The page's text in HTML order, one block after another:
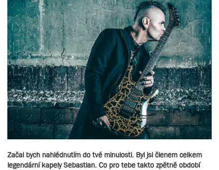
Začal bych nahlédnutím do tvé minulosti. Byl jsi členem celkem
legendární kapely Sebastian. Co pro tebe takto zpětně období